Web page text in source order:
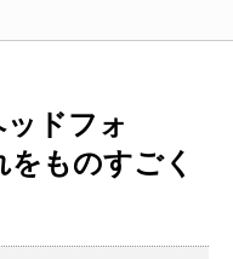
ッドフォ
ものすごく